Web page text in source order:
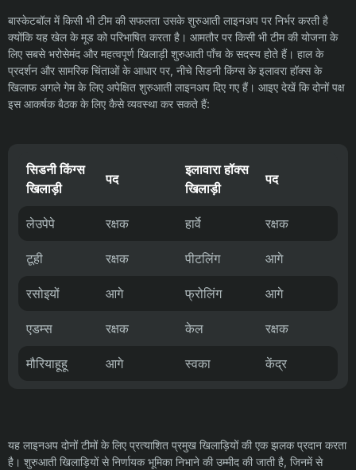
बास्केटबॉल में किसी भी टीम की सफलता उसके शुरुआती लाइनअप पर निर्भर करती है
क्योंकि यह खेल के मूड को परिभाषित करता है। आमतौर पर किसी भी टीम की योजना के
लिए सबसे भरोसेमंद और महत्वपूर्ण खिलाड़ी शुरुआती पाँच के सदस्य होते हैं। हाल के
प्रदर्शन और सामरिक चिंताओं के आधार पर, नीचे सिडनी किंग्स के इलावरा हॉक्स के
खिलाफ अगले गेम के लिए अपेक्षित शुरुआती लाइनअप दिए गए हैं। आइए देखें कि दोनों पक्ष
इस आकर्षक बैठक के लिए कैसे व्यवस्था कर सकते हैं:
सिडनी किंग्स
खिलाड़ी
पद
इलावारा हॉक्स
खिलाड़ी
पद
लेउपेपे रक्षक हार्वे रक्षक
टूही रक्षक पीटलिंग आगे
रसोइयों आगे फ्रोलिंग आगे
एडम्स रक्षक केल रक्षक
मौरियाहूहू आगे स्वका केंद्र
यह लाइनअप दोनों टीमों के लिए प्रत्याशित प्रमुख खिलाड़ियों की एक झलक प्रदान करता
है। शुरुआती खिलाड़ियों से निर्णायक भूमिका निभाने की उम्मीद की जाती है, जिनमें से